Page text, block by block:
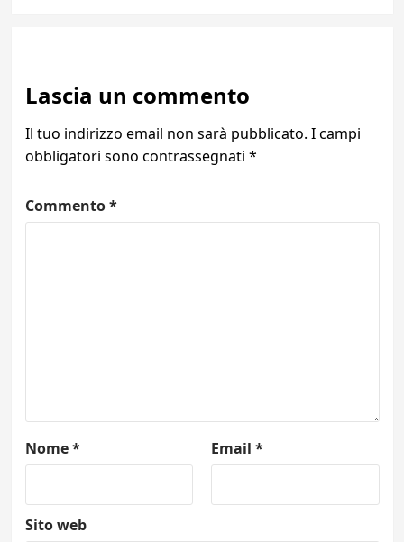
Lascia un commento
Il tuo indirizzo email non sarà pubblicato. I campi
obbligatori sono contrassegnati *
Commento*
Nome* Email *
Sito web